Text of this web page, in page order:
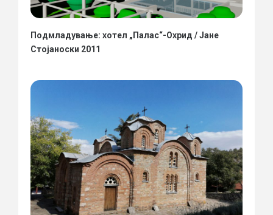
Подмладување: хотел „Палас“-Охрид / Јане
Стојаноски 2011